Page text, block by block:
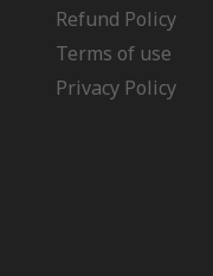
Refund Policy
Terms of use
Privacy Policy